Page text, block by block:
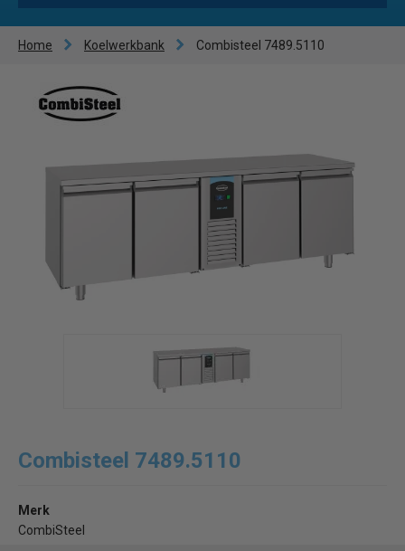
Home Koelwerkbank Combisteel 7489.5110
Combisteel 7489.5110
Merk
CombiSteel